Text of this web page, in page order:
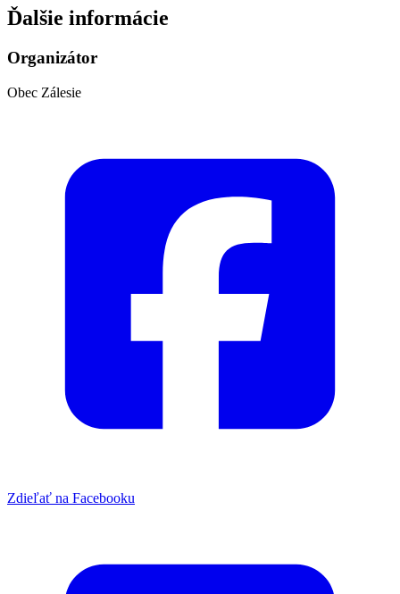
Ďalšie informácie
Organizátor
Obec Zálesie
Zdieľať na Facebooku